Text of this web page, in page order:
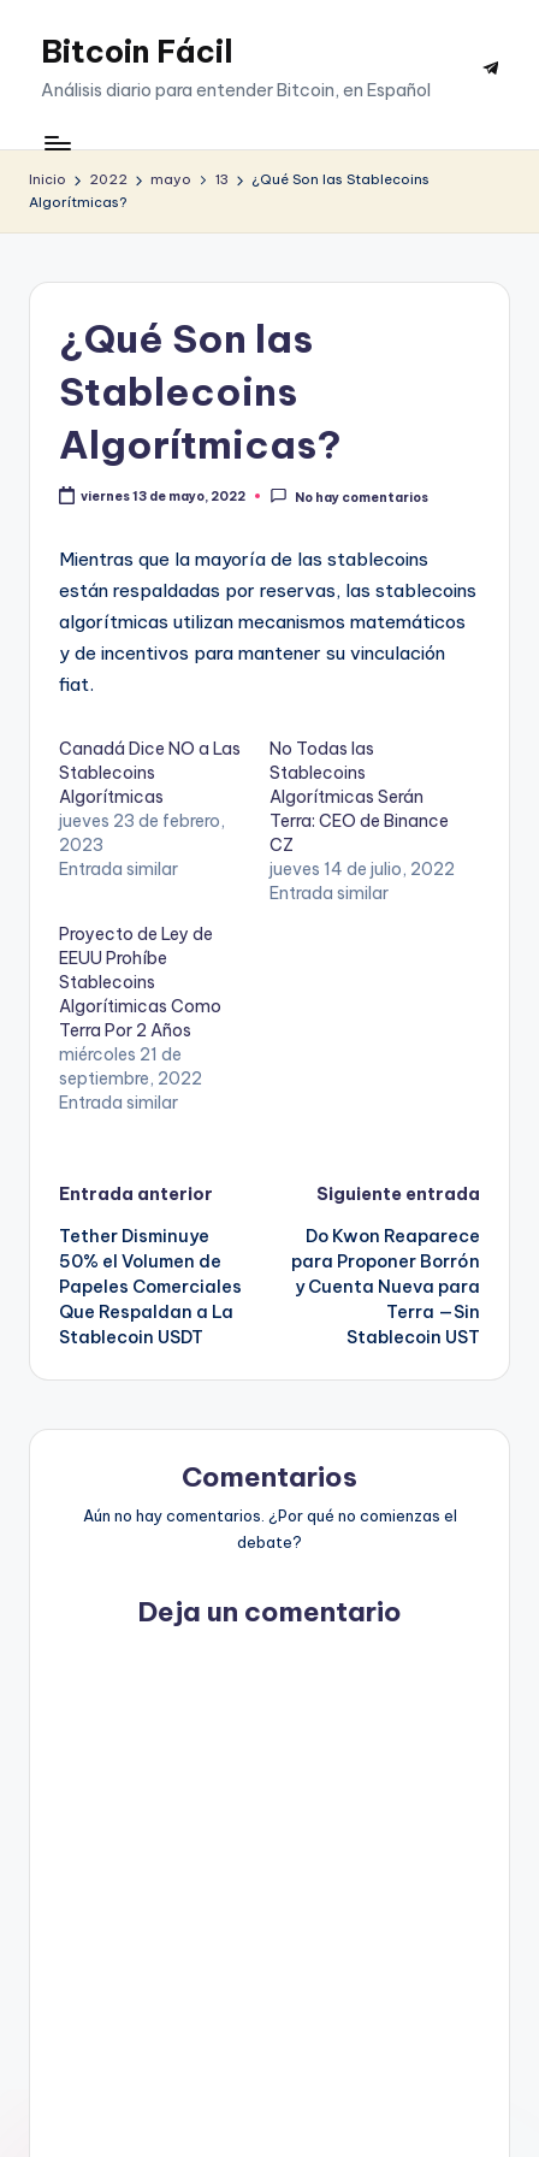
SaltarBitcoin Fácil
Análisis diario para entender Bitcoin, en Español
Inicio 2022 mayo 13
¿Qué Son las Stablecoins
Algorítmicas?
¿Qué Son las
Stablecoins
Algorítmicas?
viernes 13 de mayo, 2022 No hay comentarios
Mientras que la mayoría de las stablecoins
están respaldadas por reservas, las stablecoins
algorítmicas utilizan mecanismos matemáticos
y de incentivos para mantener su vinculación
fiat.
Canadá Dice NO a Las
Stablecoins
Algorítmicas
jueves 23 de febrero,
2023
Entrada similar
No Todas las
Stablecoins
Algorítmicas Serán
Terra: CEO de Binance
CZ
jueves 14 de julio, 2022
Entrada similar
Proyecto de Ley de
EEUU Prohíbe
Stablecoins
Algorítimicas Como
Terra Por 2 Años
miércoles 21 de
septiembre, 2022
Entrada similar
Navegación
de
entradas
Entrada anterior
Tether Disminuye
50% el Volumen de
Papeles Comerciales
Que Respaldan a La
Stablecoin USDT
Siguiente entrada
Do Kwon Reaparece
para Proponer Borrón
y Cuenta Nueva para
Terra —Sin
Stablecoin UST
Comentarios
Aún no hay comentarios. ¿Por qué no comienzas el
debate?
Deja un comentario